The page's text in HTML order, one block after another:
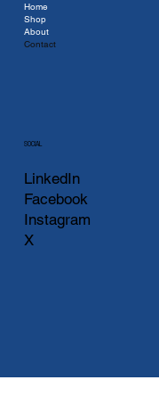
Home
Shop
About
Contact
SOCIAL
LinkedIn
Facebook
Instagram
X